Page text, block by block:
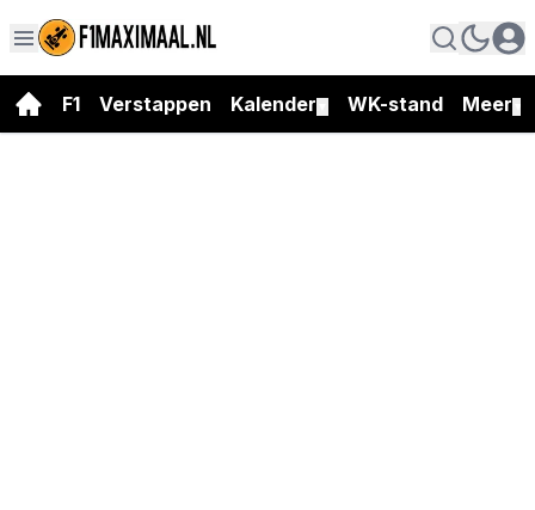
F1 Verstappen Kalender WK-stand Meer